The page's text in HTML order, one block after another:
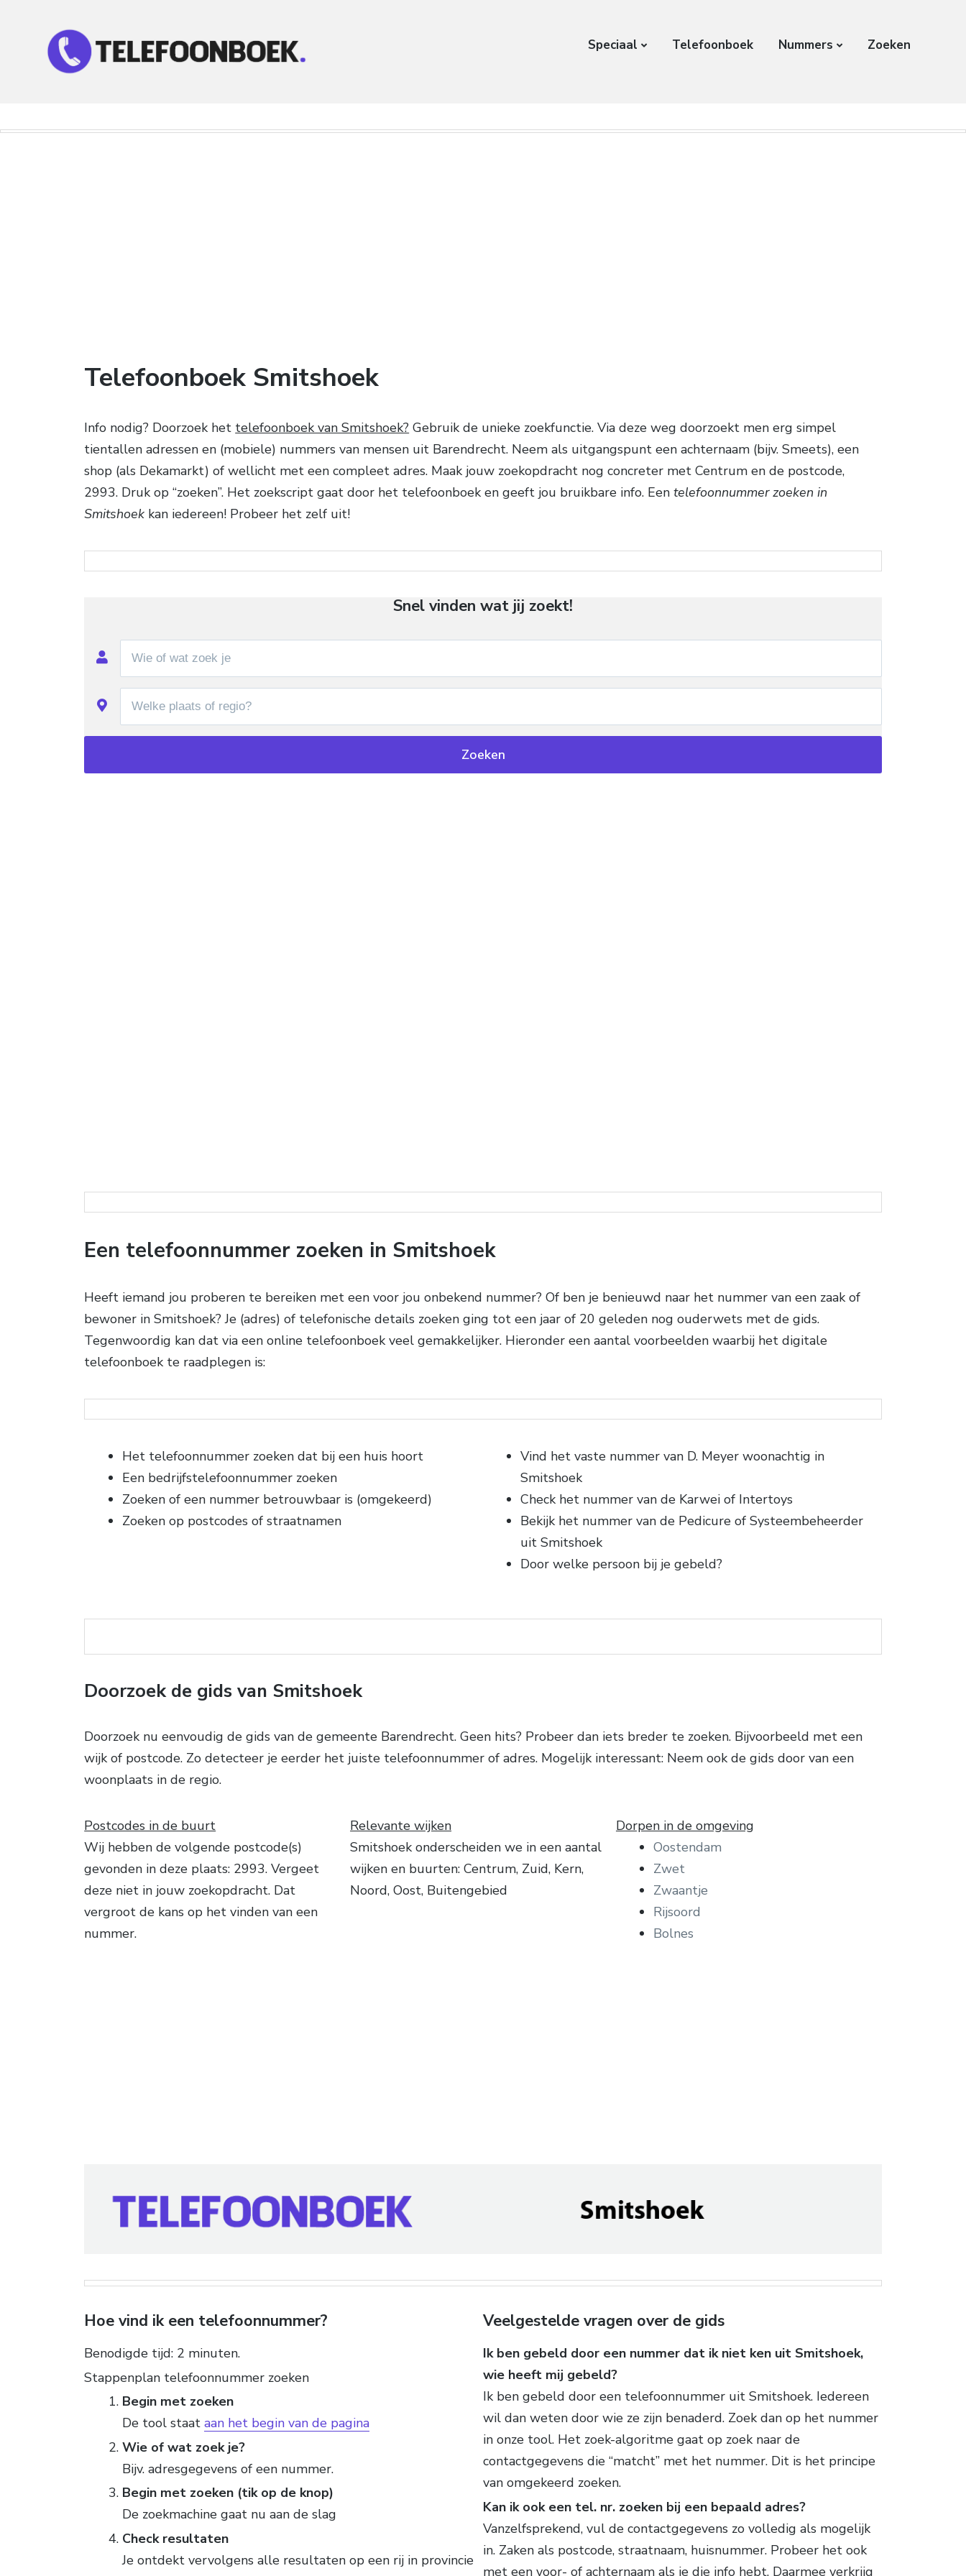
Speciaal Telefoonboek Nummers Zoeken
Telefoonboek Smitshoek
Info nodig? Doorzoek het telefoonboek van Smitshoek? Gebruik de unieke zoekfunctie. Via deze weg doorzoekt men erg simpel
tientallen adressen en (mobiele) nummers van mensen uit Barendrecht. Neem als uitgangspunt een achternaam (bijv. Smeets), een
shop (als Dekamarkt) of wellicht met een compleet adres. Maak jouw zoekopdracht nog concreter met Centrum en de postcode,
2993. Druk op “zoeken”. Het zoekscript gaat door het telefoonboek en geeft jou bruikbare info. Eentelefoonnummer zoeken in
Smitshoek kan iedereen! Probeer het zelf uit!
Snel vinden wat jij zoekt!
Een telefoonnummer zoeken in Smitshoek
Heeft iemand jou proberen te bereiken met een voor jou onbekend nummer? Of ben je benieuwd naar het nummer van een zaak of
bewoner in Smitshoek? Je (adres) of telefonische details zoeken ging tot een jaar of 20 geleden nog ouderwets met de gids.
Tegenwoordig kan dat via een online telefoonboek veel gemakkelijker. Hieronder een aantal voorbeelden waarbij het digitale
telefoonboek te raadplegen is:
Het telefoonnummer zoeken dat bij een huis hoort
Een bedrijfstelefoonnummer zoeken
Zoeken of een nummer betrouwbaar is (omgekeerd)
Zoeken op postcodes of straatnamen
Vind het vaste nummer van D. Meyer woonachtig in
Smitshoek
Check het nummer van de Karwei of Intertoys
Bekijk het nummer van de Pedicure of Systeembeheerder
uit Smitshoek
Door welke persoon bij je gebeld?
Doorzoek de gids van Smitshoek
Doorzoek nu eenvoudig de gids van de gemeente Barendrecht. Geen hits? Probeer dan iets breder te zoeken. Bijvoorbeeld met een
wijk of postcode. Zo detecteer je eerder het juiste telefoonnummer of adres. Mogelijk interessant: Neem ook de gids door van een
woonplaats in de regio.
Postcodes in de buurt
Wij hebben de volgende postcode(s)
gevonden in deze plaats: 2993. Vergeet
deze niet in jouw zoekopdracht. Dat
vergroot de kans op het vinden van een
nummer.
Relevante wijken
Smitshoek onderscheiden we in een aantal
wijken en buurten: Centrum, Zuid, Kern,
Noord, Oost, Buitengebied
Dorpen in de omgeving
Oostendam
Zwet
Zwaantje
Rijsoord
Bolnes
Hoe vind ik een telefoonnummer?
Benodigde tijd: 2 minuten.
Stappenplan telefoonnummer zoeken
Begin met zoeken
De tool staat aan het begin van de pagina
Wie of wat zoek je?
Bijv. adresgegevens of een nummer.
Begin met zoeken (tik op de knop)
De zoekmachine gaat nu aan de slag
Check resultaten
Je ontdekt vervolgens alle resultaten op een rij in provincie
Veelgestelde vragen over de gids
Ik ben gebeld door een nummer dat ik niet ken uit Smitshoek,
wie heeft mij gebeld?
Ik ben gebeld door een telefoonnummer uit Smitshoek. Iedereen
wil dan weten door wie ze zijn benaderd. Zoek dan op het nummer
in onze tool. Het zoek-algoritme gaat op zoek naar de
contactgegevens die “matcht” met het nummer. Dit is het principe
van omgekeerd zoeken.
Kan ik ook een tel. nr. zoeken bij een bepaald adres?
Vanzelfsprekend, vul de contactgegevens zo volledig als mogelijk
in. Zaken als postcode, straatnaam, huisnummer. Probeer het ook
met een voor- of achternaam als je die info hebt. Daarmee verkrijg